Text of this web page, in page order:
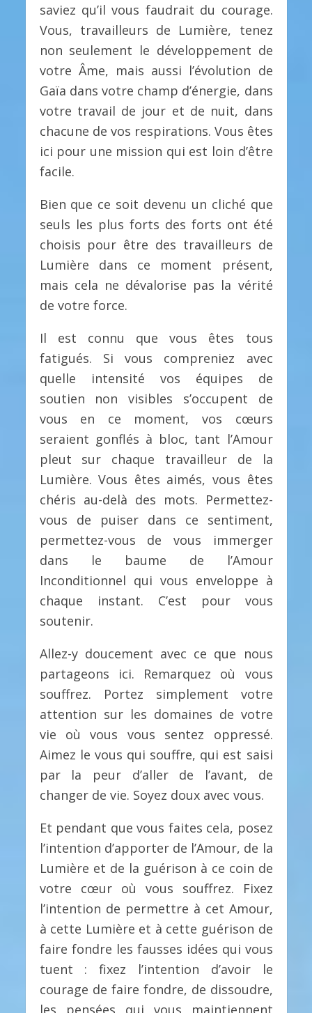
saviez qu’il vous faudrait du courage.
Vous, travailleurs de Lumière, tenez
non seulement le développement de
votre Âme, mais aussi l’évolution de
Gaïa dans votre champ d’énergie, dans
votre travail de jour et de nuit, dans
chacune de vos respirations. Vous êtes
ici pour une mission qui est loin d’être
facile.
Bien que ce soit devenu un cliché que
seuls les plus forts des forts ont été
choisis pour être des travailleurs de
Lumière dans ce moment présent,
mais cela ne dévalorise pas la vérité
de votre force.
Il est connu que vous êtes tous
fatigués. Si vous compreniez avec
quelle intensité vos équipes de
soutien non visibles s’occupent de
vous en ce moment, vos cœurs
seraient gonflés à bloc, tant l’Amour
pleut sur chaque travailleur de la
Lumière. Vous êtes aimés, vous êtes
chéris au-delà des mots. Permettez-
vous de puiser dans ce sentiment,
permettez-vous de vous immerger
dans le baume de l’Amour
Inconditionnel qui vous enveloppe à
chaque instant. C’est pour vous
soutenir.
Allez-y doucement avec ce que nous
partageons ici. Remarquez où vous
souffrez. Portez simplement votre
attention sur les domaines de votre
vie où vous vous sentez oppressé.
Aimez le vous qui souffre, qui est saisi
par la peur d’aller de l’avant, de
changer de vie. Soyez doux avec vous.
Et pendant que vous faites cela, posez
l’intention d’apporter de l’Amour, de la
Lumière et de la guérison à ce coin de
votre cœur où vous souffrez. Fixez
l’intention de permettre à cet Amour,
à cette Lumière et à cette guérison de
faire fondre les fausses idées qui vous
tuent : fixez l’intention d’avoir le
courage de faire fondre, de dissoudre,
les pensées qui vous maintiennent